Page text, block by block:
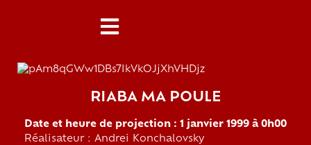
RIABA MA POULE
Date et heure de projection : 1 janvier 1999 à 0h00
Réalisateur : Andrei Konchalovsky